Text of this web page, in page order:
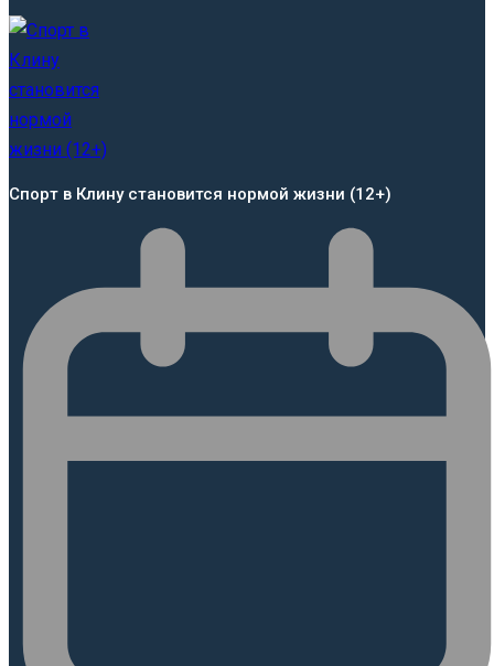
Спорт в Клину становится нормой жизни (12+)